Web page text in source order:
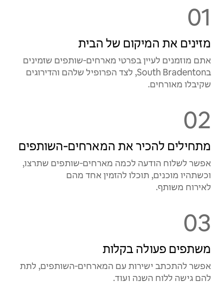
01
מזינים את המיקום של הבית
אתם מוזמנים לעיין בפרטי מארחים‑שותפים שזמינים
בSouth Bradenton, לצד הפרופיל שלהם והדירוגים
שקיבלו מאורחים.
02
מתחילים להכיר את המארחים‑השותפים
אפשר לשלוח הודעה לכמה מארחים‑שותפים שתרצו,
וכשתהיו מוכנים, תוכלו להזמין אחד מהם
לאירוח משותף.
03
משתפים פעולה בקלות
אפשר להתכתב ישירות עם המארחים‑השותפים, לתת
להם גישה ללוח השנה ועוד.